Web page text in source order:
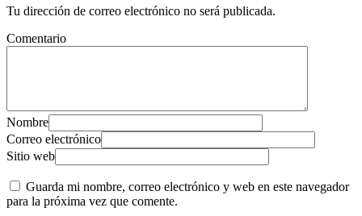
Tu dirección de correo electrónico no será publicada.
Comentario
Nombre
Correo electrónico
Sitio web
Guarda mi nombre, correo electrónico y web en este navegador
para la próxima vez que comente.